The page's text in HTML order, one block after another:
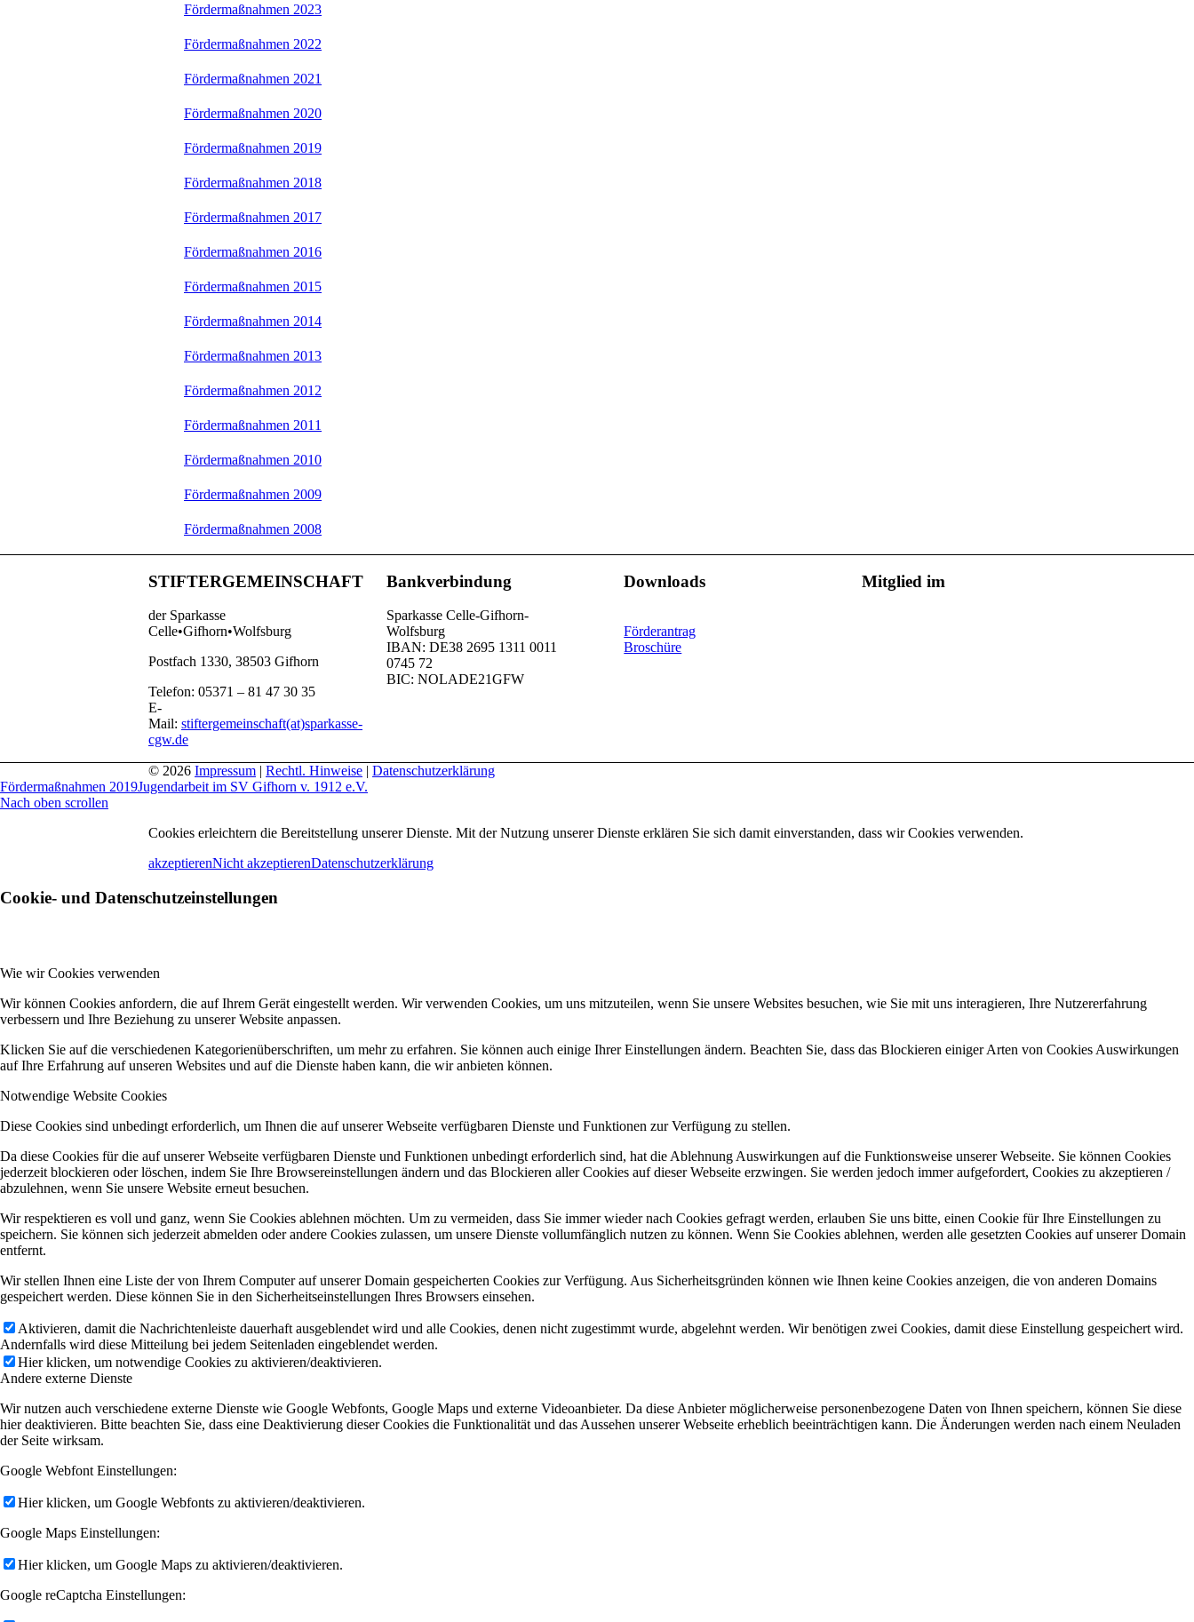
Fördermaßnahmen 2023
Fördermaßnahmen 2022
Fördermaßnahmen 2021
Fördermaßnahmen 2020
Fördermaßnahmen 2019
Fördermaßnahmen 2018
Fördermaßnahmen 2017
Fördermaßnahmen 2016
Fördermaßnahmen 2015
Fördermaßnahmen 2014
Fördermaßnahmen 2013
Fördermaßnahmen 2012
Fördermaßnahmen 2011
Fördermaßnahmen 2010
Fördermaßnahmen 2009
Fördermaßnahmen 2008
STIFTERGEMEINSCHAFT
der Sparkasse
Celle•Gifhorn•Wolfsburg
Postfach 1330, 38503 Gifhorn
Telefon: 05371 – 81 47 30 35
E-
Mail: stiftergemeinschaft(at)sparkasse-
cgw.de
Bankverbindung
Sparkasse Celle-Gifhorn-
Wolfsburg
IBAN: DE38 2695 1311 0011
0745 72
BIC: NOLADE21GFW
Downloads
Förderantrag
Broschüre
Mitglied im
© 2026 Impressum | Rechtl. Hinweise | Datenschutzerklärung
Fördermaßnahmen 2019Jugendarbeit im SV Gifhorn v. 1912 e.V.
Nach oben scrollen
Cookies erleichtern die Bereitstellung unserer Dienste. Mit der Nutzung unserer Dienste erklären Sie sich damit einverstanden, dass wir Cookies verwenden.
akzeptierenNicht akzeptierenDatenschutzerklärung
Cookie- und Datenschutzeinstellungen
Wie wir Cookies verwenden
Wir können Cookies anfordern, die auf Ihrem Gerät eingestellt werden. Wir verwenden Cookies, um uns mitzuteilen, wenn Sie unsere Websites besuchen, wie Sie mit uns interagieren, Ihre Nutzererfahrung
verbessern und Ihre Beziehung zu unserer Website anpassen.
Klicken Sie auf die verschiedenen Kategorienüberschriften, um mehr zu erfahren. Sie können auch einige Ihrer Einstellungen ändern. Beachten Sie, dass das Blockieren einiger Arten von Cookies Auswirkungen
auf Ihre Erfahrung auf unseren Websites und auf die Dienste haben kann, die wir anbieten können.
Notwendige Website Cookies
Diese Cookies sind unbedingt erforderlich, um Ihnen die auf unserer Webseite verfügbaren Dienste und Funktionen zur Verfügung zu stellen.
Da diese Cookies für die auf unserer Webseite verfügbaren Dienste und Funktionen unbedingt erforderlich sind, hat die Ablehnung Auswirkungen auf die Funktionsweise unserer Webseite. Sie können Cookies
jederzeit blockieren oder löschen, indem Sie Ihre Browsereinstellungen ändern und das Blockieren aller Cookies auf dieser Webseite erzwingen. Sie werden jedoch immer aufgefordert, Cookies zu akzeptieren /
abzulehnen, wenn Sie unsere Website erneut besuchen.
Wir respektieren es voll und ganz, wenn Sie Cookies ablehnen möchten. Um zu vermeiden, dass Sie immer wieder nach Cookies gefragt werden, erlauben Sie uns bitte, einen Cookie für Ihre Einstellungen zu
speichern. Sie können sich jederzeit abmelden oder andere Cookies zulassen, um unsere Dienste vollumfänglich nutzen zu können. Wenn Sie Cookies ablehnen, werden alle gesetzten Cookies auf unserer Domain
entfernt.
Wir stellen Ihnen eine Liste der von Ihrem Computer auf unserer Domain gespeicherten Cookies zur Verfügung. Aus Sicherheitsgründen können wie Ihnen keine Cookies anzeigen, die von anderen Domains
gespeichert werden. Diese können Sie in den Sicherheitseinstellungen Ihres Browsers einsehen.
Aktivieren, damit die Nachrichtenleiste dauerhaft ausgeblendet wird und alle Cookies, denen nicht zugestimmt wurde, abgelehnt werden. Wir benötigen zwei Cookies, damit diese Einstellung gespeichert wird.
Andernfalls wird diese Mitteilung bei jedem Seitenladen eingeblendet werden.
Hier klicken, um notwendige Cookies zu aktivieren/deaktivieren.
Andere externe Dienste
Wir nutzen auch verschiedene externe Dienste wie Google Webfonts, Google Maps und externe Videoanbieter. Da diese Anbieter möglicherweise personenbezogene Daten von Ihnen speichern, können Sie diese
hier deaktivieren. Bitte beachten Sie, dass eine Deaktivierung dieser Cookies die Funktionalität und das Aussehen unserer Webseite erheblich beeinträchtigen kann. Die Änderungen werden nach einem Neuladen
der Seite wirksam.
Google Webfont Einstellungen:
Hier klicken, um Google Webfonts zu aktivieren/deaktivieren.
Google Maps Einstellungen:
Hier klicken, um Google Maps zu aktivieren/deaktivieren.
Google reCaptcha Einstellungen: